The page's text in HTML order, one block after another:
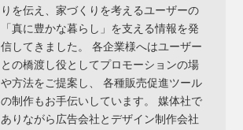
りを伝え、家づくりを考えるユーザーの
「真に豊かな暮らし」を支える情報を発
信してきました。 各企業様へはユーザー
との橋渡し役としてプロモーションの場
や方法をご提案し、 各種販売促進ツール
の制作もお手伝いしています。 媒体社で
ありながら広告会社とデザイン制作会社